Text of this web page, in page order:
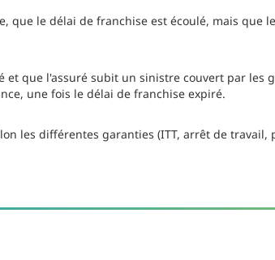
que le délai de franchise est écoulé, mais que
et que l'assuré subit un sinistre couvert par les
une fois le délai de franchise expiré.
les différentes garanties (ITT, arrêt de travail,